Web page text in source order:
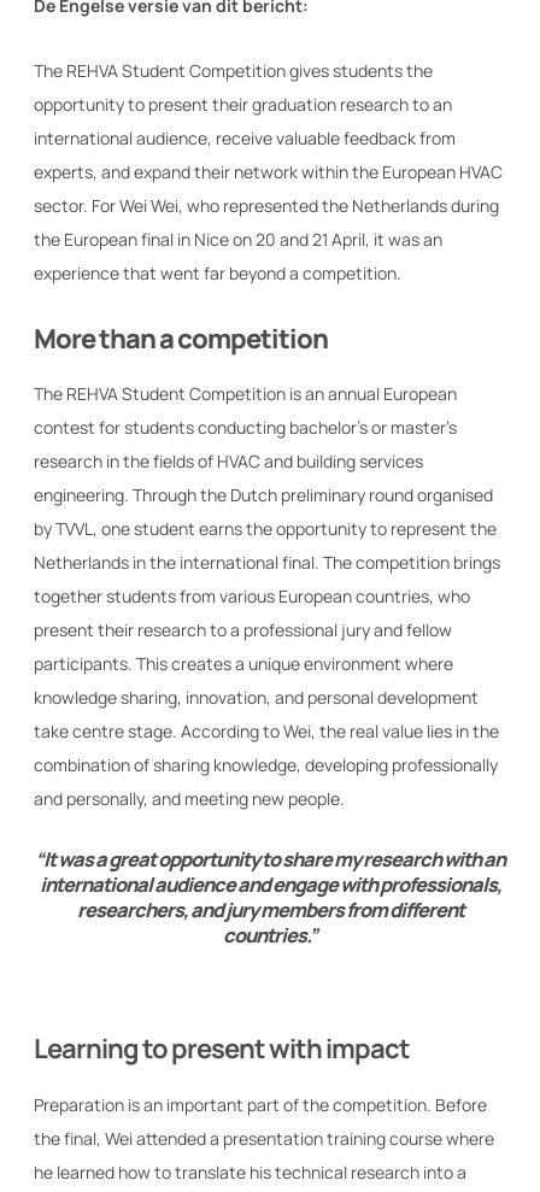
De Engelse versie van dit bericht:
The REHVA Student Competition gives students the
opportunity to present their graduation research to an
international audience, receive valuable feedback from
experts, and expand their network within the European HVAC
sector. For Wei Wei, who represented the Netherlands during
the European final in Nice on 20 and 21 April, it was an
experience that went far beyond a competition.
More than a competition
The REHVA Student Competition is an annual European
contest for students conducting bachelor’s or master’s
research in the fields of HVAC and building services
engineering. Through the Dutch preliminary round organised
by TVVL, one student earns the opportunity to represent the
Netherlands in the international final. The competition brings
together students from various European countries, who
present their research to a professional jury and fellow
participants. This creates a unique environment where
knowledge sharing, innovation, and personal development
take centre stage. According to Wei, the real value lies in the
combination of sharing knowledge, developing professionally
and personally, and meeting new people.
“It was a great opportunity to share my research with an
international audience and engage with professionals,
researchers, and jury members from different
countries.”
Learning to present with impact
Preparation is an important part of the competition. Before
the final, Wei attended a presentation training course where
he learned how to translate his technical research into a